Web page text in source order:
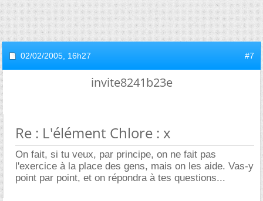
02/02/2005, 16h27 #7
invite8241b23e
Re : L'élément Chlore : x
On fait, si tu veux, par principe, on ne fait pas
l'exercice à la place des gens, mais on les aide. Vas-y
point par point, et on répondra à tes questions...